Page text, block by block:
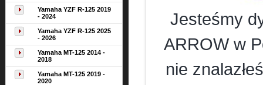
Yamaha YZF R-125 2019
- 2024
Yamaha YZF R-125 2025
- 2026
Yamaha MT-125 2014 -
2018
Yamaha MT-125 2019 -
2020
Jesteśmy
ARROW w
nie